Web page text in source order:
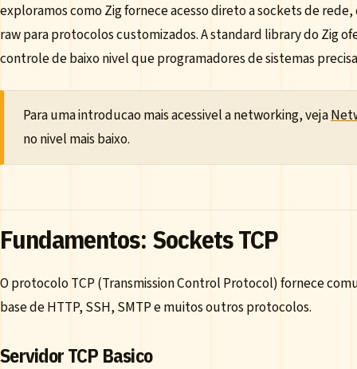
exploramos como Zig fornece acesso direto a sockets de
raw para protocolos customizados. A standard library do Zig
controle de baixo nivel que programadores de sistemas
Para uma introducao mais acessivel a networking, veja
no nivel mais baixo.
Fundamentos: Sockets TCP
O protocolo TCP (Transmission Control Protocol) fornece
base de HTTP, SSH, SMTP e muitos outros protocolos.
Servidor TCP Basico